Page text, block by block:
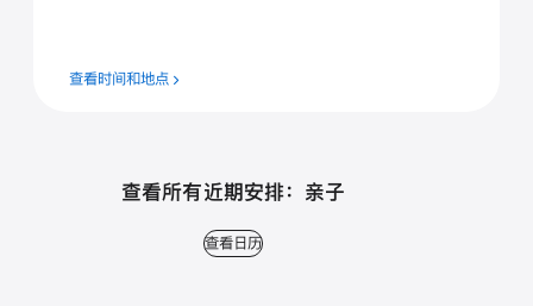
查看时间和地点
查看所有近期安排： 亲子
查看日历